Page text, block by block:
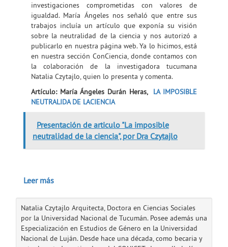
investigaciones comprometidas con valores de
igualdad. María Ángeles nos señaló que entre sus
trabajos incluía un artículo que exponía su visión
sobre la neutralidad de la ciencia y nos autorizó a
publicarlo en nuestra página web. Ya lo hicimos, está
en nuestra sección ConCiencia, donde contamos con
la colaboración de la investigadora tucumana
Natalia Czytajlo, quien lo presenta y comenta.
Artículo: María Ángeles Durán Heras, LA IMPOSIBLE
NEUTRALIDA DE LACIENCIA
Presentación de articulo "La imposible
neutralidad de la ciencia", por Dra Czytajlo
Leer más
Natalia Czytajlo Arquitecta, Doctora en Ciencias Sociales
por la Universidad Nacional de Tucumán. Posee además una
Especialización en Estudios de Género en la Universidad
Nacional de Luján. Desde hace una década, como becaria y